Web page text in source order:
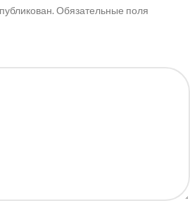
Обязательные поля